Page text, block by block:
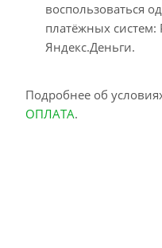
воспользоваться
платёжных систем:
Яндекс.Деньги.
Подробнее об
ОПЛАТА.